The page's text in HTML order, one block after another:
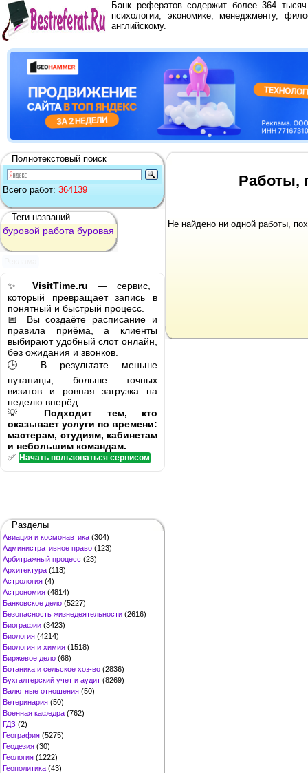
Банк рефератов содержит более 364
психологии, экономике, менеджменту,
английскому.
Полнотекстовый поиск
Всего работ: 364139
Теги названий
буровой работа буровая
✨ VisitTime.ru — сервис,
который превращает запись в
понятный и быстрый процесс.
📅 Вы создаёте расписание и
правила приёма, а клиенты
выбирают удобный слот онлайн,
без ожидания и звонков.
🕒 В результате меньше
путаницы, больше точных
визитов и ровная загрузка на
неделю вперёд.
💡 Подходит тем, кто
оказывает услуги по времени:
мастерам, студиям, кабинетам
и небольшим командам.
✅ Начать пользоваться сервисом
Разделы
Авиация и космонавтика (304)
Административное право (123)
Арбитражный процесс (23)
Архитектура (113)
Астрология (4)
Астрономия (4814)
Банковское дело (5227)
Безопасность жизнедеятельности (2616)
Биографии (3423)
Биология (4214)
Биология и химия (1518)
Биржевое дело (68)
Ботаника и сельское хоз-во (2836)
Бухгалтерский учет и аудит (8269)
Валютные отношения (50)
Ветеринария (50)
Военная кафедра (762)
ГДЗ (2)
География (5275)
Геодезия (30)
Геология (1222)
Геополитика (43)
Работы,
Не найдено ни одной работы,